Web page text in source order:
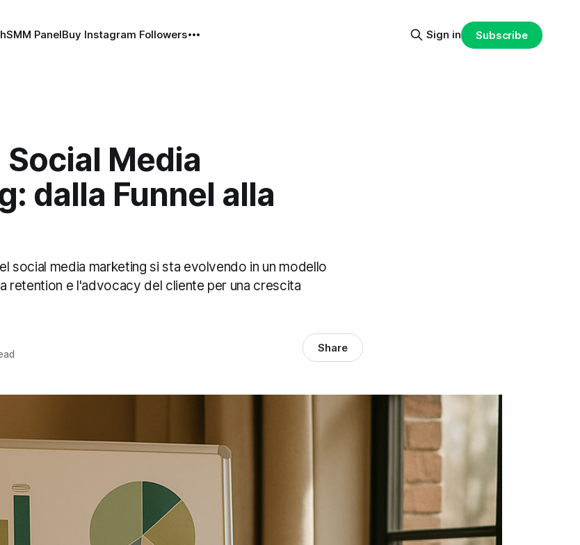
SMM PanelBuy Instagram Followers Sign in Subscribe
Media
dalla Funnel alla
social media marketing si sta evolvendo in un modello
retention e l'advocacy del cliente per una crescita
Share